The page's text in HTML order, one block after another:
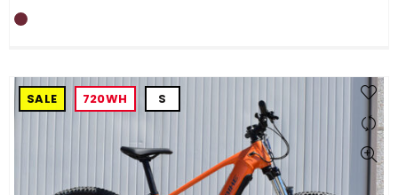
SALE 720WH S